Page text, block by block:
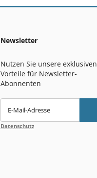
Newsletter
Nutzen Sie unsere exklusiven
Vorteile für Newsletter-
Abonnenten
E-Mail-Adresse
Datenschutz